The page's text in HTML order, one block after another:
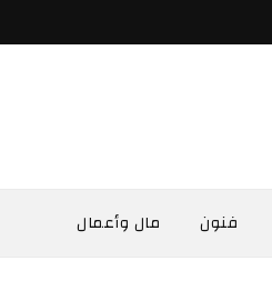
فنون مال وأعمال